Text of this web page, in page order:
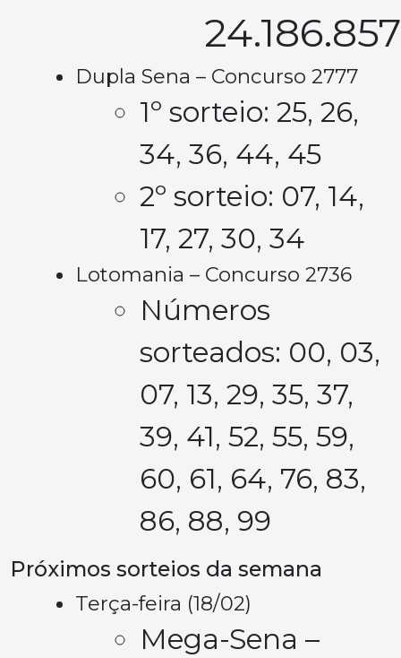
Dupla Sena – Concurso 2777
1º sorteio: 25, 26,
34, 36, 44, 45
2º sorteio: 07, 14,
17, 27, 30, 34
Lotomania – Concurso 2736
Números
sorteados: 00, 03,
07, 13, 29, 35, 37,
39, 41, 52, 55, 59,
60, 61, 64, 76, 83,
86, 88, 99
Próximos sorteios da semana
Terça-feira (18/02)
Mega-Sena –